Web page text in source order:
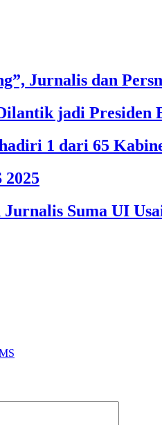
Jurnalis dan
jadi Presiden
1 dari 65
Jurnalis Suma UI